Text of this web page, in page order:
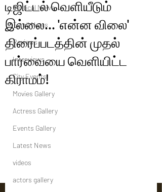
Political News
Tamil News
Reviews
Interviews
City Events
Movies Gallery
Actress Gallery
Events Gallery
Latest News
videos
actors gallery
டிஜிட்டல் வெளியீடும்
இல்லை... 'என்ன விலை'
திரைப்படத்தின் முதல்
பார்வையை வெளியிட்ட
கிராமம்!